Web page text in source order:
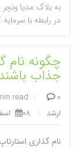
به بلاگ مدیا
در رابطه با
چگونه نام
جذاب
read | 0 دیدگاه
ارشد | 08 اسفند 1397
نام گذاری